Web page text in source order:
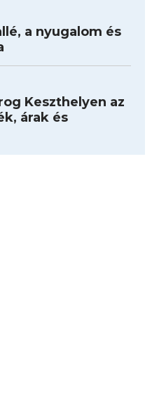
a nyugalom és
Keszthelyen az
árak és